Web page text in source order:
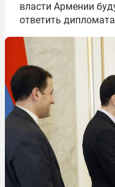
власти Армении
ответить